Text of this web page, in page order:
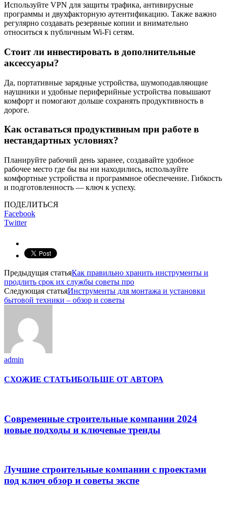
Используйте VPN для защиты трафика, антивирусные
программы и двухфакторную аутентификацию. Также важно
регулярно создавать резервные копии и внимательно
относиться к публичным Wi-Fi сетям.
Стоит ли инвестировать в дополнительные
аксессуары?
Да, портативные зарядные устройства, шумоподавляющие
наушники и удобные периферийные устройства повышают
комфорт и помогают дольше сохранять продуктивность в
дороге.
Как оставаться продуктивным при работе в
нестандартных условиях?
Планируйте рабочий день заранее, создавайте удобное
рабочее место где бы вы ни находились, используйте
комфортные устройства и программное обеспечение. Гибкость
и подготовленность — ключ к успеху.
ПОДЕЛИТЬСЯ
Facebook
Twitter
Предыдущая статьяКак правильно хранить инструменты и
продлить срок их службы советы про
Следующая статьяИнструменты для монтажа и установки
бытовой техники – обзор и советы
admin
СХОЖИЕ СТАТЬИБОЛЬШЕ ОТ АВТОРА
Современные строительные компании 2024
новые подходы и ключевые тренды
Лучшие строительные компании с проектами
под ключ обзор и советы экспе